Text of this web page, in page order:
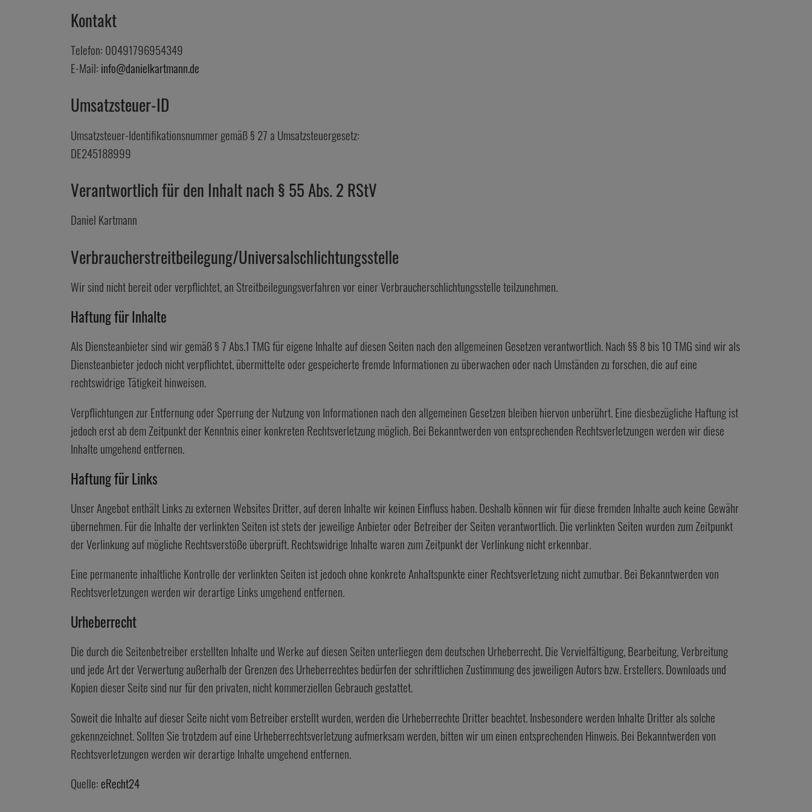
Kontakt
Telefon: 00491796954349
E-Mail: info@danielkartmann.de
Umsatzsteuer-ID
Umsatzsteuer-Identifikationsnummer gemäß § 27 a Umsatzsteuergesetz:
DE245188999
Verantwortlich für den Inhalt nach § 55 Abs. 2 RStV
Daniel Kartmann
Verbraucher­streit­beilegung/Universal­schlichtungs­stelle
Wir sind nicht bereit oder verpflichtet, an Streitbeilegungsverfahren vor einer Verbraucherschlichtungsstelle teilzunehmen.
Haftung für Inhalte
Als Diensteanbieter sind wir gemäß § 7 Abs.1 TMG für eigene Inhalte auf diesen Seiten nach den allgemeinen Gesetzen verantwortlich. Nach §§ 8 bis 10 TMG sind wir als
Diensteanbieter jedoch nicht verpflichtet, übermittelte oder gespeicherte fremde Informationen zu überwachen oder nach Umständen zu forschen, die auf eine
rechtswidrige Tätigkeit hinweisen.
Verpflichtungen zur Entfernung oder Sperrung der Nutzung von Informationen nach den allgemeinen Gesetzen bleiben hiervon unberührt. Eine diesbezügliche Haftung ist
jedoch erst ab dem Zeitpunkt der Kenntnis einer konkreten Rechtsverletzung möglich. Bei Bekanntwerden von entsprechenden Rechtsverletzungen werden wir diese
Inhalte umgehend entfernen.
Haftung für Links
Unser Angebot enthält Links zu externen Websites Dritter, auf deren Inhalte wir keinen Einfluss haben. Deshalb können wir für diese fremden Inhalte auch keine Gewähr
übernehmen. Für die Inhalte der verlinkten Seiten ist stets der jeweilige Anbieter oder Betreiber der Seiten verantwortlich. Die verlinkten Seiten wurden zum Zeitpunkt
der Verlinkung auf mögliche Rechtsverstöße überprüft. Rechtswidrige Inhalte waren zum Zeitpunkt der Verlinkung nicht erkennbar.
Eine permanente inhaltliche Kontrolle der verlinkten Seiten ist jedoch ohne konkrete Anhaltspunkte einer Rechtsverletzung nicht zumutbar. Bei Bekanntwerden von
Rechtsverletzungen werden wir derartige Links umgehend entfernen.
Urheberrecht
Die durch die Seitenbetreiber erstellten Inhalte und Werke auf diesen Seiten unterliegen dem deutschen Urheberrecht. Die Vervielfältigung, Bearbeitung, Verbreitung
und jede Art der Verwertung außerhalb der Grenzen des Urheberrechtes bedürfen der schriftlichen Zustimmung des jeweiligen Autors bzw. Erstellers. Downloads und
Kopien dieser Seite sind nur für den privaten, nicht kommerziellen Gebrauch gestattet.
Soweit die Inhalte auf dieser Seite nicht vom Betreiber erstellt wurden, werden die Urheberrechte Dritter beachtet. Insbesondere werden Inhalte Dritter als solche
gekennzeichnet. Sollten Sie trotzdem auf eine Urheberrechtsverletzung aufmerksam werden, bitten wir um einen entsprechenden Hinweis. Bei Bekanntwerden von
Rechtsverletzungen werden wir derartige Inhalte umgehend entfernen.
Quelle: eRecht24